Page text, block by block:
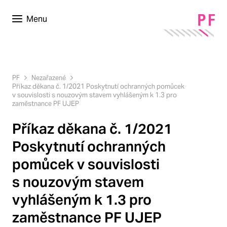
Menu
PF
Nezařazené
Příkaz děkana č. 1/2021 Poskytnutí ochranných pomůcek
v souvislosti s nouzovým stavem vyhlášeným k 1.3 pro
zaměstnance PF UJEP
Příkaz děkana č. 1/2021
Poskytnutí ochranných
pomůcek v souvislosti
s nouzovým stavem
vyhlášeným k 1.3 pro
zaměstnance PF UJEP